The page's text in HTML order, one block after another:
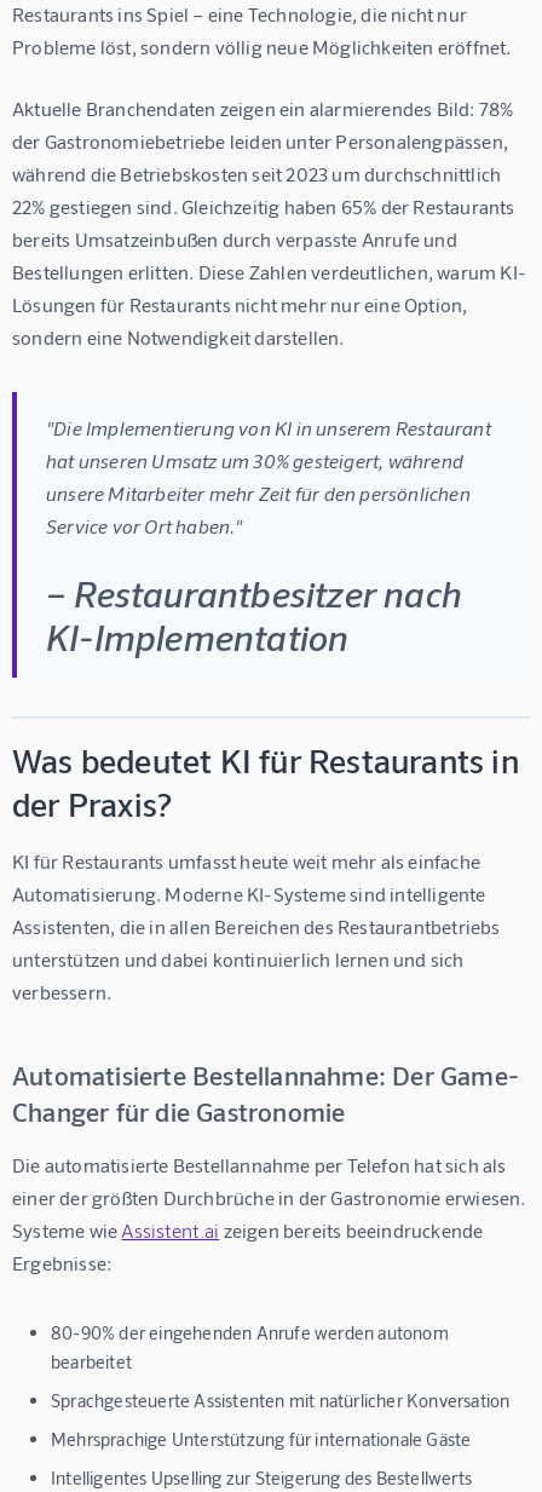
Restaurants ins Spiel – eine Technologie, die nicht nur
Probleme löst, sondern völlig neue Möglichkeiten eröffnet.
Aktuelle Branchendaten zeigen ein alarmierendes Bild: 78%
der Gastronomiebetriebe leiden unter Personalengpässen
während die Betriebskosten seit 2023 um durchschnittlich
22% gestiegen sind. Gleichzeitig haben 65% der Restaurants
bereits Umsatzeinbußen durch verpasste Anrufe und
Bestellungen erlitten. Diese Zahlen verdeutlichen, warum KI-
Lösungen für Restaurants nicht mehr nur eine Option,
sondern eine Notwendigkeit darstellen.
"Die Implementierung von KI in unserem Restaurant
hat unseren Umsatz um 30% gesteigert, während
unsere Mitarbeiter mehr Zeit für den persönlichen
Service vor Ort haben."
– Restaurantbesitzer nach
KI-Implementation
Was bedeutet KI für Restaurants in
der Praxis?
KI für Restaurants umfasst heute weit mehr als einfache
Automatisierung. Moderne KI-Systeme sind intelligente
Assistenten, die in allen Bereichen des Restaurantbetriebs
unterstützen und dabei kontinuierlich lernen und sich
verbessern.
Automatisierte Bestellannahme: Der Game-
Changer für die Gastronomie
Die automatisierte Bestellannahme per Telefon hat sich als
einer der größten Durchbrüche in der Gastronomie erwiesen.
Systeme wie Assistent.ai zeigen bereits beeindruckende
Ergebnisse:
80-90% der eingehenden Anrufe werden autonom
bearbeitet
Sprachgesteuerte Assistenten mit natürlicher Konversation
Mehrsprachige Unterstützung für internationale Gäste
Intelligentes Upselling zur Steigerung des Bestellwerts